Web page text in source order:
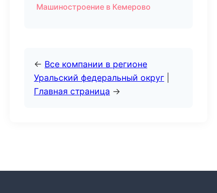
Машиностроение в Кемерово
← Все компании в регионе
Уральский федеральный округ
Главная страница →